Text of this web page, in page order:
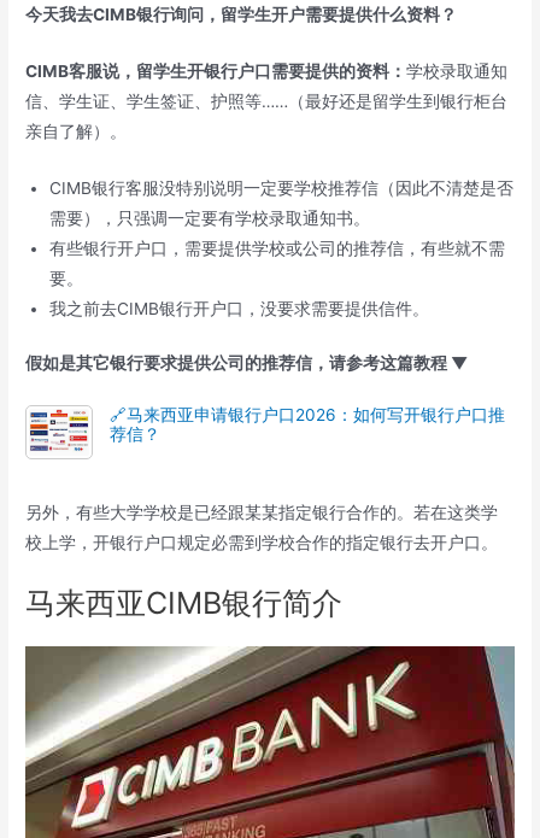
今天我去CIMB银行询问，留学生开户需要提供什么资料？
CIMB客服说，留学生开银行户口需要提供的资料：学校录取通知
信、学生证、学生签证、护照等……（最好还是留学生到银行柜台
亲自了解）。
CIMB银行客服没特别说明一定要学校推荐信（因此不清楚是否
需要），只强调一定要有学校录取通知书。
有些银行开户口，需要提供学校或公司的推荐信，有些就不需
要。
我之前去CIMB银行开户口，没要求需要提供信件。
假如是其它银行要求提供公司的推荐信，请参考这篇教程 ▼
🔗马来西亚申请银行户口2026：如何写开银行户口推
荐信？
另外，有些大学学校是已经跟某某指定银行合作的。若在这类学
校上学，开银行户口规定必需到学校合作的指定银行去开户口。
马来西亚CIMB银行简介